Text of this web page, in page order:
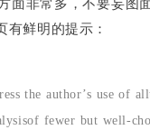
面非常多，不要妄
有鲜明的提示：
the author’s use of
fewer but well-